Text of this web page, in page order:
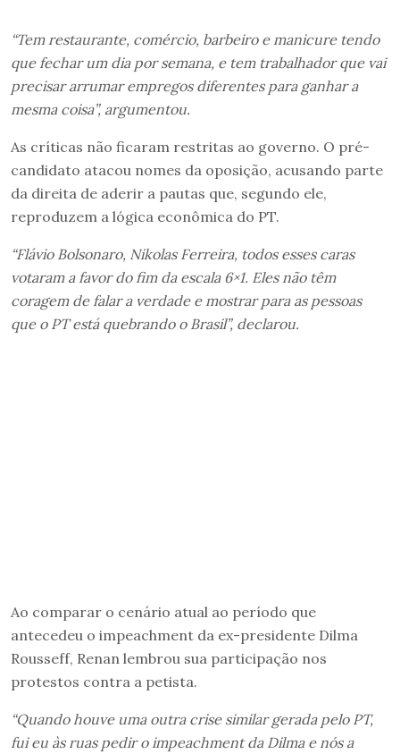
“Tem restaurante, comércio, barbeiro e manicure tendo
que fechar um dia por semana, e tem trabalhador que vai
precisar arrumar empregos diferentes para ganhar a
mesma coisa”, argumentou.
As críticas não ficaram restritas ao governo. O pré-
candidato atacou nomes da oposição, acusando parte
da direita de aderir a pautas que, segundo ele,
reproduzem a lógica econômica do PT.
“Flávio Bolsonaro, Nikolas Ferreira, todos esses caras
votaram a favor do fim da escala 6×1. Eles não têm
coragem de falar a verdade e mostrar para as pessoas
que o PT está quebrando o Brasil”, declarou.
Ao comparar o cenário atual ao período que
antecedeu o impeachment da ex-presidente Dilma
Rousseff, Renan lembrou sua participação nos
protestos contra a petista.
“Quando houve uma outra crise similar gerada pelo PT,
fui eu às ruas pedir o impeachment da Dilma e nós a